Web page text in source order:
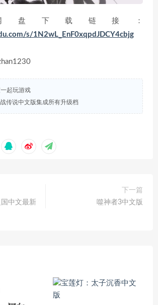
盘下载链接：
s/1N2wL_EnF0xqpdJDCY4cbjg
起玩游戏
传说中文版集成所有升级档
中文最新
下一篇
噬神者3中文版